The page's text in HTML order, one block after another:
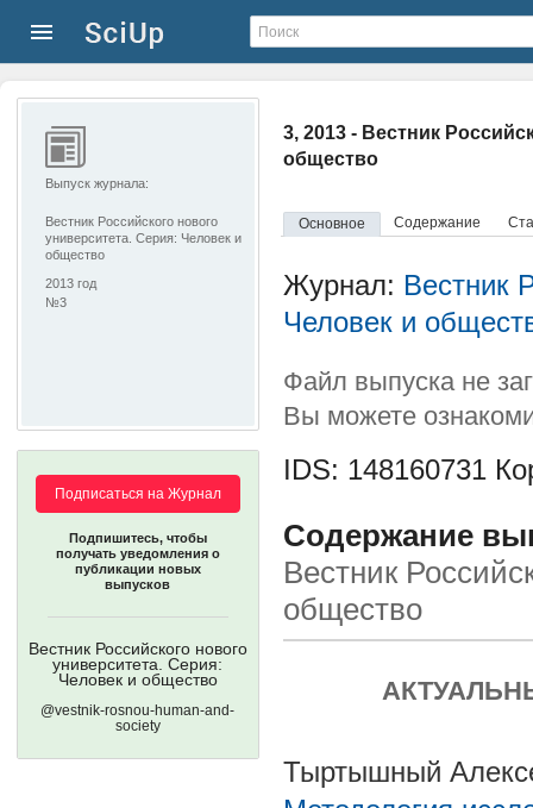
3, 2013 - Вестник
общество
Основное Содержание
Выпуск журнала:
Вестник Российского нового
университета. Серия: Человек и
общество
2013 год
№3
Подписаться на Журнал
Подпишитесь, чтобы
получать уведомления о
публикации новых
выпусков
Вестник Российского нового
университета. Серия:
Человек и общество
@vestnik-rosnou-human-and-
society
Журнал: Вестник
Человек и
Файл выпуска не
Вы можете
IDS: 148160731
Содержание
Вестник
общество
Тыртышный